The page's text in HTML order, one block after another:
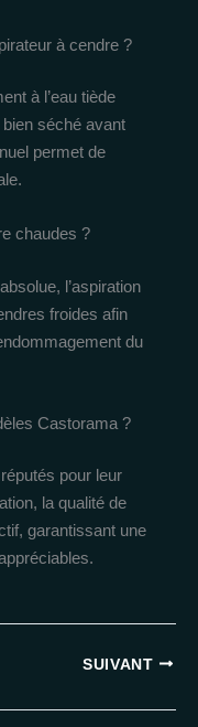
à cendre ?
à l’eau tiède
séché avant
permet de
chaudes ?
l’aspiration
froides afin
du
Castorama ?
pour leur
la qualité de
garantissant une
SUIVANT